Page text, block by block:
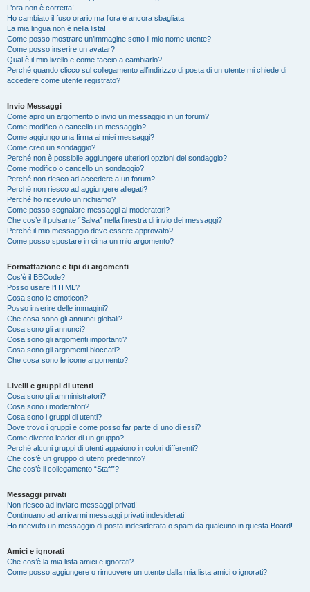
L’ora non è corretta!
Ho cambiato il fuso orario ma l’ora è ancora sbagliata
La mia lingua non è nella lista!
Come posso mostrare un’immagine sotto il mio nome utente?
Come posso inserire un avatar?
Qual è il mio livello e come faccio a cambiarlo?
Perché quando clicco sul collegamento all’indirizzo di posta di un utente mi chiede di
accedere come utente registrato?
Invio Messaggi
Come apro un argomento o invio un messaggio in un forum?
Come modifico o cancello un messaggio?
Come aggiungo una firma ai miei messaggi?
Come creo un sondaggio?
Perché non è possibile aggiungere ulteriori opzioni del sondaggio?
Come modifico o cancello un sondaggio?
Perché non riesco ad accedere a un forum?
Perché non riesco ad aggiungere allegati?
Perché ho ricevuto un richiamo?
Come posso segnalare messaggi ai moderatori?
Che cos’è il pulsante “Salva” nella finestra di invio dei messaggi?
Perché il mio messaggio deve essere approvato?
Come posso spostare in cima un mio argomento?
Formattazione e tipi di argomenti
Cos’è il BBCode?
Posso usare l’HTML?
Cosa sono le emoticon?
Posso inserire delle immagini?
Che cosa sono gli annunci globali?
Cosa sono gli annunci?
Cosa sono gli argomenti importanti?
Cosa sono gli argomenti bloccati?
Che cosa sono le icone argomento?
Livelli e gruppi di utenti
Cosa sono gli amministratori?
Cosa sono i moderatori?
Cosa sono i gruppi di utenti?
Dove trovo i gruppi e come posso far parte di uno di essi?
Come divento leader di un gruppo?
Perché alcuni gruppi di utenti appaiono in colori differenti?
Che cos’è un gruppo di utenti predefinito?
Che cos’è il collegamento “Staff”?
Messaggi privati
Non riesco ad inviare messaggi privati!
Continuano ad arrivarmi messaggi privati indesiderati!
Ho ricevuto un messaggio di posta indesiderata o spam da qualcuno in questa Board!
Amici e ignorati
Che cos’è la mia lista amici e ignorati?
Come posso aggiungere o rimuovere un utente dalla mia lista amici o ignorati?